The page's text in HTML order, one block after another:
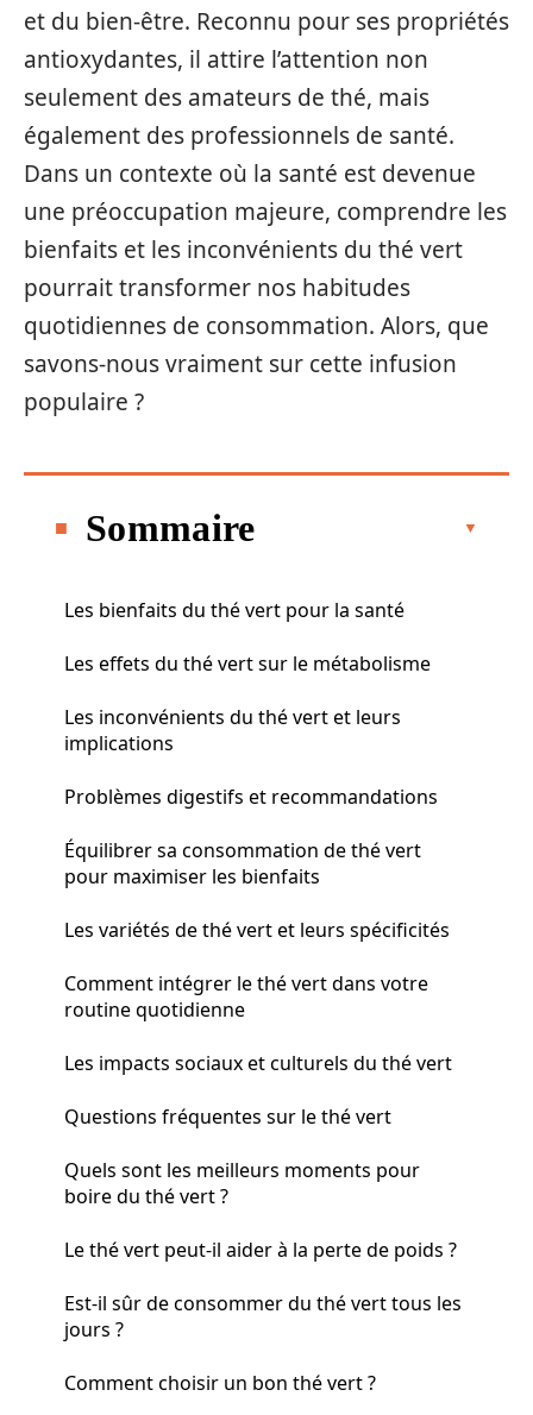
et du bien-être. Reconnu pour ses propriétés
antioxydantes, il attire l’attention non
seulement des amateurs de thé, mais
également des professionnels de santé.
Dans un contexte où la santé est devenue
une préoccupation majeure, comprendre les
bienfaits et les inconvénients du thé vert
pourrait transformer nos habitudes
quotidiennes de consommation. Alors, que
savons-nous vraiment sur cette infusion
populaire ?
Sommaire
Les bienfaits du thé vert pour la santé
Les effets du thé vert sur le métabolisme
Les inconvénients du thé vert et leurs
implications
Problèmes digestifs et recommandations
Équilibrer sa consommation de thé vert
pour maximiser les bienfaits
Les variétés de thé vert et leurs spécificités
Comment intégrer le thé vert dans votre
routine quotidienne
Les impacts sociaux et culturels du thé vert
Questions fréquentes sur le thé vert
Quels sont les meilleurs moments pour
boire du thé vert ?
Le thé vert peut-il aider à la perte de poids ?
Est-il sûr de consommer du thé vert tous les
jours ?
Comment choisir un bon thé vert ?